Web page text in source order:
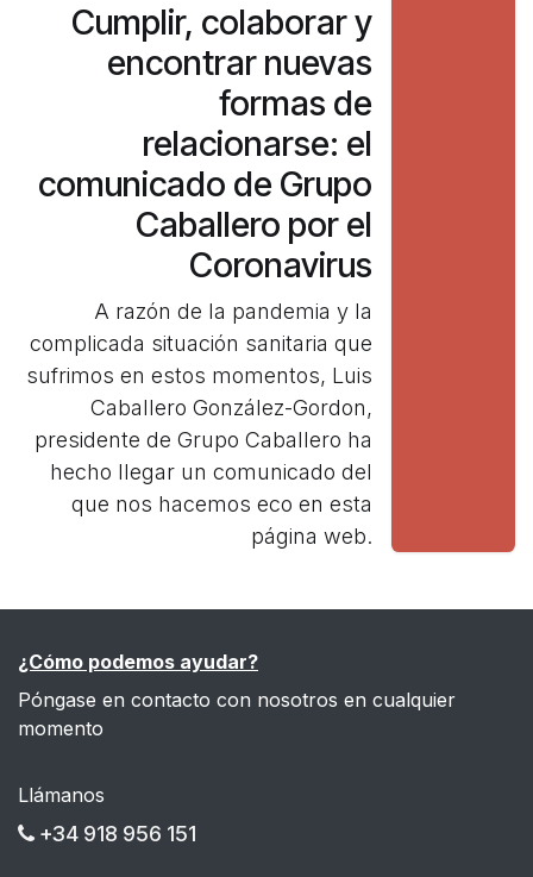
Cumplir, colaborar y
encontrar nuevas
formas de
relacionarse: el
comunicado de Grupo
Caballero por el
Coronavirus
A razón de la pandemia y la
complicada situación sanitaria que
sufrimos en estos momentos, Luis
Caballero González-Gordon,
presidente de Grupo Caballero ha
hecho llegar un comunicado del
que nos hacemos eco en esta
página web.
¿Cómo podemos ayudar?
Póngase en contacto con nosotros en cualquier
momento
Llámanos
+34 918 956 151